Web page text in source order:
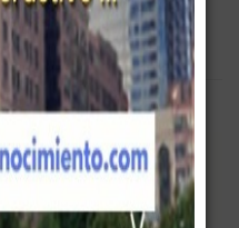
Equipo Gerencial